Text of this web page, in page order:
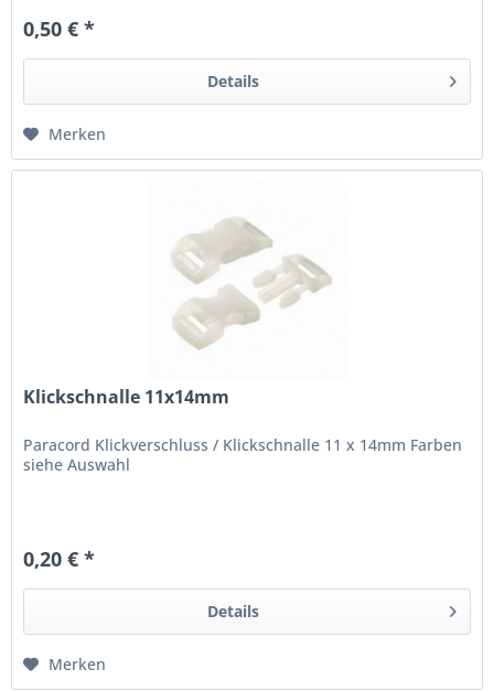
0,50 € *
Details
Merken
Klickschnalle 11x14mm
Paracord Klickverschluss / Klickschnalle 11 x 14mm Farben
siehe Auswahl
0,20 € *
Details
Merken